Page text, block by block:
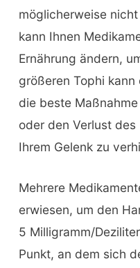
möglicherweise
kann Ihnen
Ernährung ändern,
größeren Tophi kann
die beste
oder den Verlust
Ihrem Gelenk zu
Mehrere
erwiesen, um den
5 Milligramm/
Punkt, an dem sich